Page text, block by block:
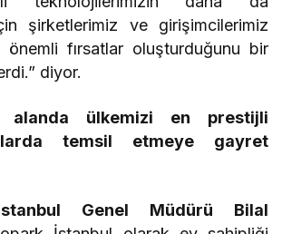
şirketlerimiz ve girişimcilerimiz
fırsatlar oluşturduğunu bir
diyor.
alanda ülkemizi en prestijli
temsil etmeye gayret
Genel Müdürü Bilal